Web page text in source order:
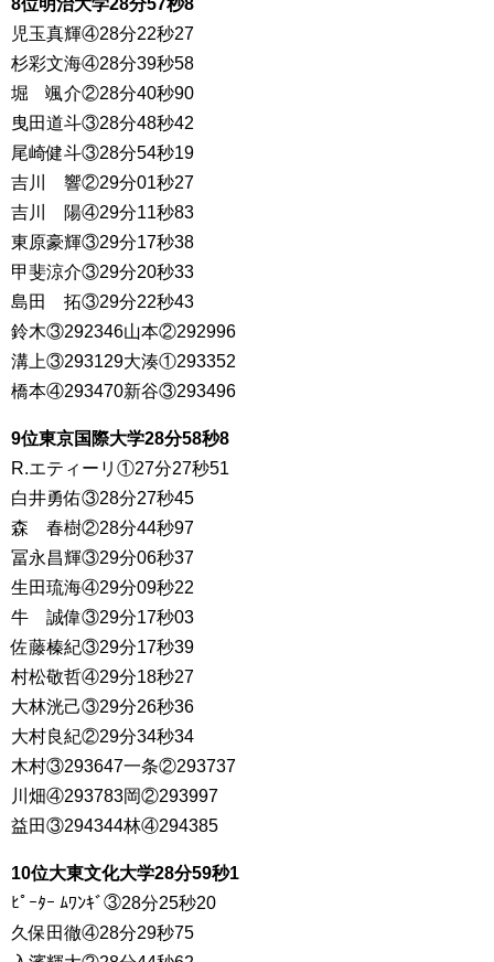
8位明治大学28分57秒8
児玉真輝④28分22秒27
杉彩文海④28分39秒58
堀 颯介②28分40秒90
曳田道斗③28分48秒42
尾崎健斗③28分54秒19
吉川 響②29分01秒27
吉川 陽④29分11秒83
東原豪輝③29分17秒38
甲斐涼介③29分20秒33
島田 拓③29分22秒43
鈴木③292346山本②292996
溝上③293129大湊①293352
橋本④293470新谷③293496
9位東京国際大学28分58秒8
R.エティーリ①27分27秒51
白井勇佑③28分27秒45
森 春樹②28分44秒97
冨永昌輝③29分06秒37
生田琉海④29分09秒22
牛 誠偉③29分17秒03
佐藤榛紀③29分17秒39
村松敬哲④29分18秒27
大林洸己③29分26秒36
大村良紀②29分34秒34
木村③293647一条②293737
川畑④293783岡②293997
益田③294344林④294385
10位大東文化大学28分59秒1
ﾋﾟｰﾀｰ ﾑﾜﾝｷﾞ③28分25秒20
久保田徹④28分29秒75